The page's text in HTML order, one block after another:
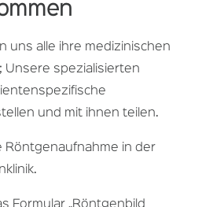
uns alle ihre medizinischen
Unsere spezialisierten
und mit ihnen teilen.
Röntgenaufnahme in der
Formular „Röntgenbild